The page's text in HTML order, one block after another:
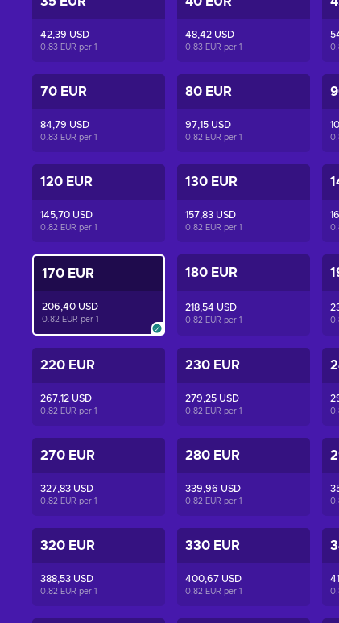
42,39 USD
0.83 EUR per 1
48,42 USD
0.83 EUR per 1
70 EUR
84,79 USD
0.83 EUR per 1
80 EUR
97,15 USD
0.82 EUR per 1
120 EUR
145,70 USD
0.82 EUR per 1
130 EUR
157,83 USD
0.82 EUR per 1
170 EUR
206,40 USD
0.82 EUR per 1
180 EUR
218,54 USD
0.82 EUR per 1
220 EUR
267,12 USD
0.82 EUR per 1
230 EUR
279,25 USD
0.82 EUR per 1
270 EUR
327,83 USD
0.82 EUR per 1
280 EUR
339,96 USD
0.82 EUR per 1
320 EUR
388,53 USD
0.82 EUR per 1
330 EUR
400,67 USD
0.82 EUR per 1